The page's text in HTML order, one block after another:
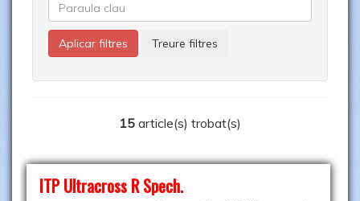
15 article(s) trobat(s)
ITP Ultracross R Spech.